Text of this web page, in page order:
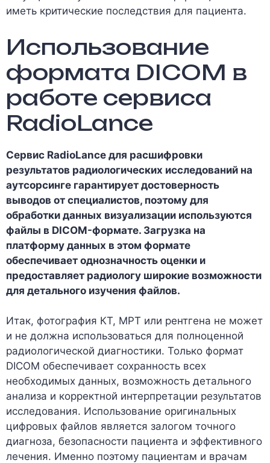
иметь критические последствия для пациента.
Использование
формата DICOM в
работе сервиса
RadioLance
Сервис RadioLance для расшифровки
результатов радиологических исследований на
аутсорсинге гарантирует достоверность
выводов от специалистов, поэтому для
обработки данных визуализации используются
файлы в DICOM-формате. Загрузка на
платформу данных в этом формате
обеспечивает однозначность оценки и
предоставляет радиологу широкие возможности
для детального изучения файлов.
Итак, фотография КТ, МРТ или рентгена не может
и не должна использоваться для полноценной
радиологической диагностики. Только формат
DICOM обеспечивает сохранность всех
необходимых данных, возможность детального
анализа и корректной интерпретации результатов
исследования. Использование оригинальных
цифровых файлов является залогом точного
диагноза, безопасности пациента и эффективного
лечения. Именно поэтому пациентам и врачам